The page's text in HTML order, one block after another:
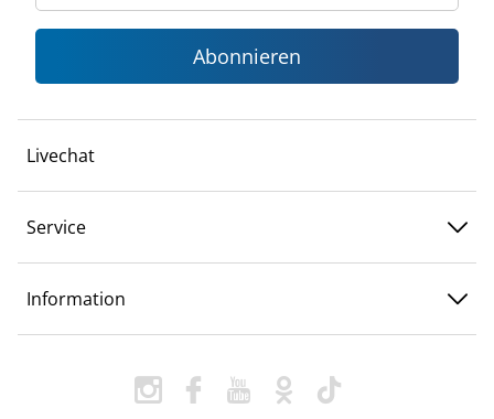
Abonnieren
Livechat
Service
Information